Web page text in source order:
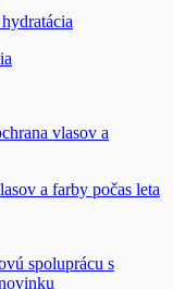
a farby počas leta